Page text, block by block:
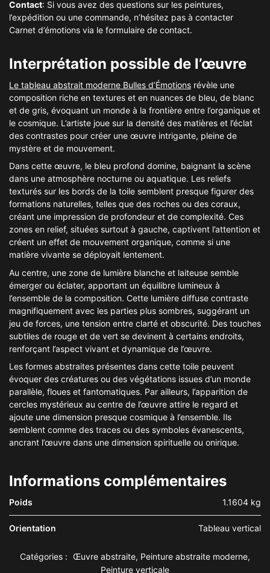
Contact: Si vous avez des questions sur les peintures,
l’expédition ou une commande, n’hésitez pas à contacter
Carnet d’émotions via le formulaire de contact.
Interprétation possible de l’œuvre
Le tableau abstrait moderne Bulles d’Émotions révèle une
composition riche en textures et en nuances de bleu, de blanc
et de gris, évoquant un monde à la frontière entre l’organique et
le cosmique. L’artiste joue sur la densité des matières et l’éclat
des contrastes pour créer une œuvre intrigante, pleine de
mystère et de mouvement.
Dans cette œuvre, le bleu profond domine, baignant la scène
dans une atmosphère nocturne ou aquatique. Les reliefs
texturés sur les bords de la toile semblent presque figurer des
formations naturelles, telles que des roches ou des coraux,
créant une impression de profondeur et de complexité. Ces
zones en relief, situées surtout à gauche, captivent l’attention et
créent un effet de mouvement organique, comme si une
matière vivante se déployait lentement.
Au centre, une zone de lumière blanche et laiteuse semble
émerger ou éclater, apportant un équilibre lumineux à
l’ensemble de la composition. Cette lumière diffuse contraste
magnifiquement avec les parties plus sombres, suggérant un
jeu de forces, une tension entre clarté et obscurité. Des touches
subtiles de rouge et de vert se devinent à certains endroits,
renforçant l’aspect vivant et dynamique de l’œuvre.
Les formes abstraites présentes dans cette toile peuvent
évoquer des créatures ou des végétations issues d’un monde
parallèle, floues et fantomatiques. Par ailleurs, l’apparition de
cercles mystérieux au centre de l’œuvre attire le regard et
ajoute une dimension presque cosmique à l’ensemble. Ils
semblent comme des traces ou des symboles évanescents,
ancrant l’œuvre dans une dimension spirituelle ou onirique.
Informations complémentaires
Poids 1.1604 kg
Orientation Tableau vertical
Catégories : Œuvre abstraite, Peinture abstraite moderne,
Peinture verticale